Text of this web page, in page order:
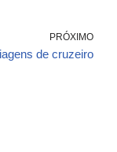
PRÓXIMO
de cruzeiro